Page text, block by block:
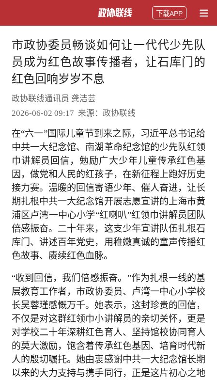
下载APP
市政协委员畅谈如何让一代代少先队
员成为红色故事传播者，让石库门的
红色回响岁岁不息
政协联线通讯员 龚洁芸
2026-06-02 09:17 来源：政协联线
在“六一”国际儿童节到来之际，习近平总书记给
中共一大纪念馆、南湖革命纪念馆的少先队红领
巾讲解员回信，勉励广大少年儿童传承红色基
因，做党和人民的红孩子，在新征程上跑好历史
接力赛。温暖的回信寄语少年、催人奋进，让长
期扎根中共一大纪念馆开展志愿宣讲的上海市黄
浦区卢湾一中心小学“红喇叭”红领巾讲解员团队
倍感振奋。二十年来，这支少年宣讲队伍扎根石
库门、讲述百年党史，用稚嫩真诚的童声传播红
色故事、赓续红色血脉。
“收到回信，我们倍感振奋。”作为扎根一线的基
层教育工作者，市政协委员、卢湾一中心小学校
长吴蓉瑾感慨万千。她表示，这封珍贵的回信，
不仅是对这群红领巾小讲解员的亲切关怀，更是
对学校二十年深耕红色育人、坚持馆校协同育人
的莫大激励，饱含着传承红色基因、培育时代新
人的殷切嘱托。她由衷感谢中共一大纪念馆长期
以来的大力支持与携手同行，正是这片初心之地